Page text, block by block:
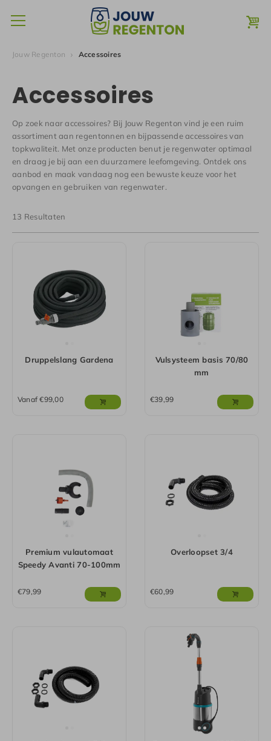
Jouw Regenton Accessoires
Accessoires
Op zoek naar accessoires? Bij Jouw Regenton vind je een ruim
assortiment aan regentonnen en bijpassende accessoires van
topkwaliteit. Met onze producten benut je regenwater optimaal
en draag je bij aan een duurzamere leefomgeving. Ontdek ons
aanbod en maak vandaag nog een bewuste keuze voor het
opvangen en gebruiken van regenwater.
13 Resultaten
Druppelslang Gardena
Vanaf€99,00
Vulsysteem basis 70/80
mm
€39,99
Premium vulautomaat
Speedy Avanti 70-100mm
€79,99
Overloopset 3/4
€60,99